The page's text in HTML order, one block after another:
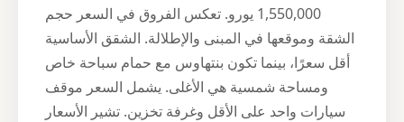
1,550,000 يورو. تعكس الفروق في السعر حجم
الشقة وموقعها في المبنى والإطلالة. الشقق الأساسية
أقل سعرًا، بينما تكون بنتهاوس مع حمام سباحة خاص
ومساحة شمسية هي الأغلى. يشمل السعر موقف
سيارات واحد على الأقل وغرفة تخزين. تشير الأسعار